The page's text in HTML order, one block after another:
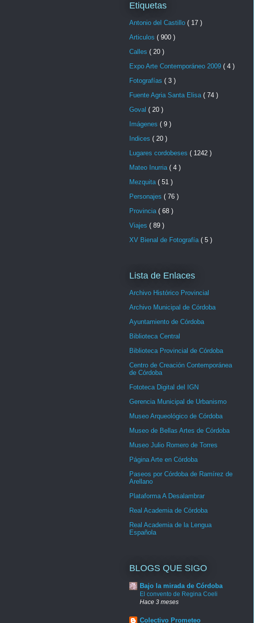
Etiquetas
Antonio del Castillo ( 17 )
Articulos ( 900 )
Calles ( 20 )
Expo Arte Contemporáneo 2009 ( 4 )
Fotografías ( 3 )
Fuente Agria Santa Elisa ( 74 )
Goval ( 20 )
Imágenes ( 9 )
Indices ( 20 )
Lugares cordobeses ( 1242 )
Mateo Inurria ( 4 )
Mezquita ( 51 )
Personajes ( 76 )
Provincia ( 68 )
Viajes ( 89 )
XV Bienal de Fotografía ( 5 )
Lista de Enlaces
Archivo Histórico Provincial
Archivo Municipal de Córdoba
Ayuntamiento de Córdoba
Biblioteca Central
Biblioteca Provincial de Córdoba
Centro de Creación Contemporánea
de Córdoba
Fototeca Digital del IGN
Gerencia Municipal de Urbanismo
Museo Arqueológico de Córdoba
Museo de Bellas Artes de Córdoba
Museo Julio Romero de Torres
Página Arte en Córdoba
Paseos por Córdoba de Ramírez de
Arellano
Plataforma A Desalambrar
Real Academia de Córdoba
Real Academia de la Lengua
Española
BLOGS QUE SIGO
Bajo la mirada de Córdoba
El convento de Regina Coeli
Hace 3 meses
Colectivo Prometeo